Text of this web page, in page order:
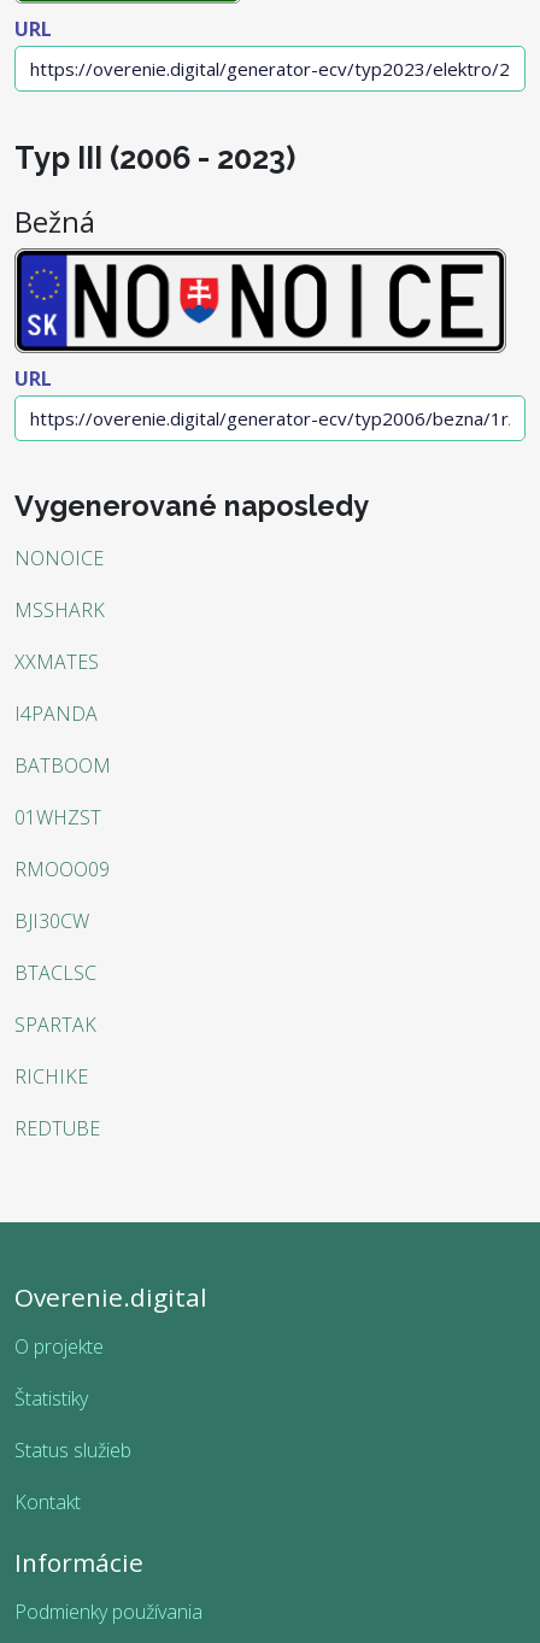
URL
Typ III (2006 - 2023)
Bežná
URL
Vygenerované naposledy
NONOICE
MSSHARK
XXMATES
I4PANDA
BATBOOM
01WHZST
RMOOO09
BJI30CW
BTACLSC
SPARTAK
RICHIKE
REDTUBE
Overenie.digital
O projekte
Štatistiky
Status služieb
Kontakt
Informácie
Podmienky používania